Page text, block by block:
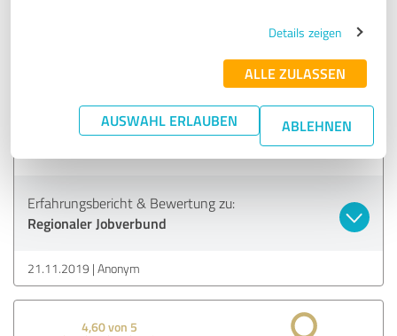
Details zeigen
ALLE ZULASSEN
AUSWAHL ERLAUBEN ABLEHNEN
herstellen können. Wir schätzen am Regionalen
Jobverbund insbesondere die Kompetenzen im Bereich der
Personalarbeit sowie den Austausch mit den
angeschlossenen Mitgliedsunternehmen. Nur gemeinsam
können wir etwas bewegen!“
Personalleitung VETTER Krantechnik GmbH, Siegen und
Erfahrungsbericht & Bewertung zu:
Regionaler Jobverbund
21.11.2019 Anonym
4,60 von 5